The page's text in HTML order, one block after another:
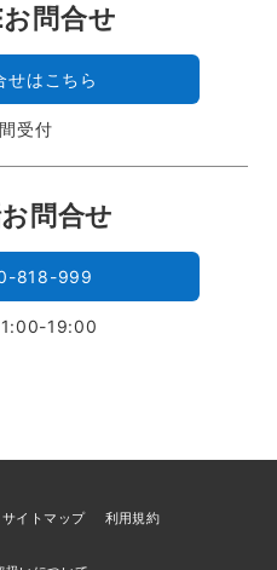
問合せ
せはこちら
受付
問合せ
818-999
19:00
サイトマップ
利用規約